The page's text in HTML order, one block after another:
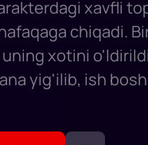
xavfli
chiqadi.
xotini
yig'ilib, ish